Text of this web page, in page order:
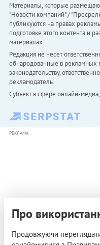
Материалы, которые
"Новости компаний" /
публикуются на правах
подготовке этого контента и
материалах.
Редакция не несет
обнародованные в рекламных
законодательству,
рекламодатель.
Субъект в сфере онлайн-
РЕКЛАМА
Про
Продовжуючи